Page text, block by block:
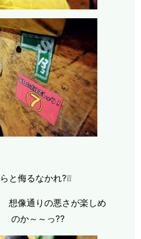
侮るなかれ?❕❕
想像通りの悪さが楽しめ
のか～～っ??